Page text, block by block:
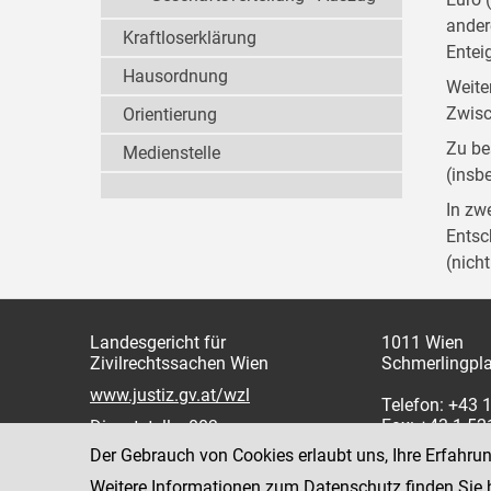
Zu
In
Kraftloserklärung
Hausordnung
Orientierung
Medienstelle
Landesgericht für
Zivilrechtssachen Wien
www.justiz.gv.at/wzl
Dienststelle: 003
1011 Wien
Telefon: +43
Fax: +43 1
Der Gebrauch von Cookies erlaubt uns, Ihre